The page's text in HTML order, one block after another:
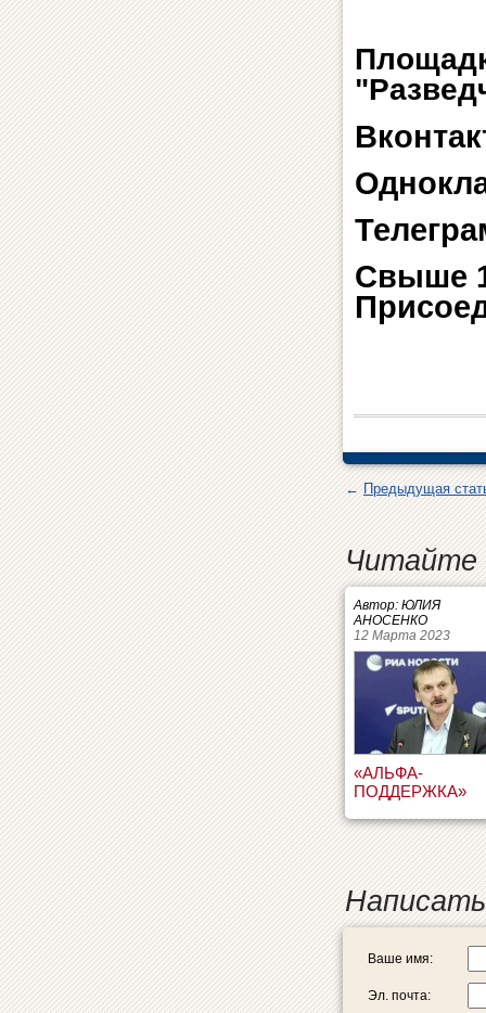
Свыше
←Предыдущая
Читайте
Автор: ЮЛИЯ
АНОСЕНКО
12 Марта 2023
«АЛЬФА-
ПОДДЕРЖКА»
Ваше имя:
Эл. почта: